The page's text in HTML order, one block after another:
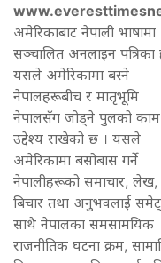
अमेरिकाबाट नेपाली भाषामा
सञ्चालित अनलाइन पत्रिका
यसले अमेरिकामा बस्ने
नेपालहरूबीच र मातृभूमि
नेपालसँग जोड्ने पुलको काम
उद्देश्य राखेको छ । यसले
अमेरिकामा बसोबास गर्ने
नेपालीहरूको समाचार, लेख,
बिचार तथा अनुभवलाई
साथै नेपालका समसामयिक
राजनीतिक घटना क्रम,